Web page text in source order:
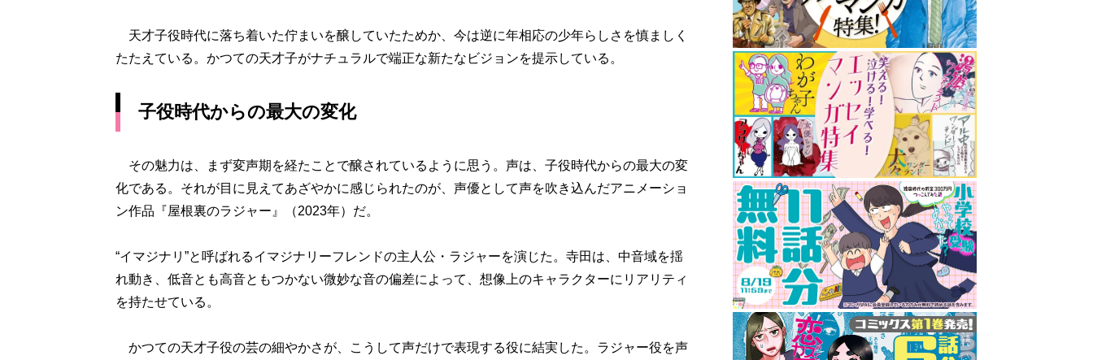
天才子役時代に落ち着いた佇まいを醸していたためか、今は逆に年相応の少年らしさを慎ましく
たたえている。かつての天才子がナチュラルで端正な新たなビジョンを提示している。
子役時代からの最大の変化
その魅力は、まず変声期を経たことで醸されているように思う。声は、子役時代からの最大の変
化である。それが目に見えてあざやかに感じられたのが、声優として声を吹き込んだアニメーショ
ン作品『屋根裏のラジャー』（2023年）だ。
“イマジナリ”と呼ばれるイマジナリーフレンドの主人公・ラジャーを演じた。寺田は、中音域を揺
れ動き、低音とも高音ともつかない微妙な音の偏差によって、想像上のキャラクターにリアリティ
を持たせている。
かつての天才子役の芸の細やかさが、こうして声だけで表現する役に結実した。ラジャー役を声